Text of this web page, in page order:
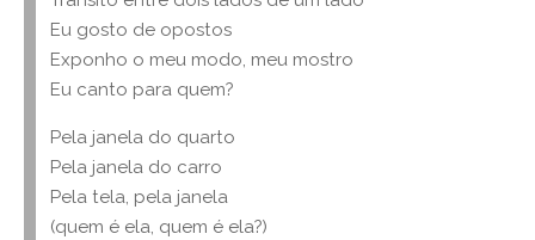
Eu gosto de opostos
Exponho o meu modo, meu mostro
Eu canto para quem?
Pela janela do quarto
Pela janela do carro
Pela tela, pela janela
(quem é ela, quem é ela?)